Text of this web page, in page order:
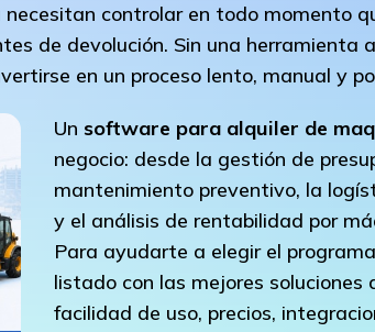
controlar en todo momento
de devolución. Sin una
en un proceso lento, manual y
Un software para alquiler de
negocio: desde la gestión de
mantenimiento preventivo, la
y el análisis de rentabilidad por
Para ayudarte a elegir el
listado con las mejores
facilidad de uso, precios,